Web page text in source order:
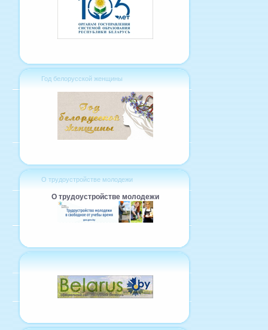
Год белорусской женщины
О трудоустройстве молодежи
О трудоустройстве молодежи